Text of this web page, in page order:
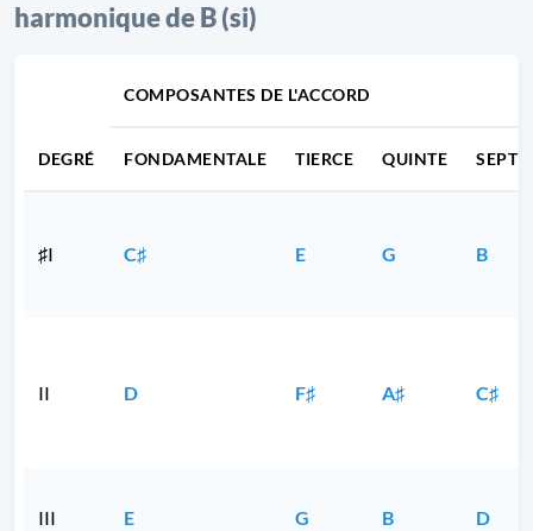
harmonique de B (si)
DEGRÉ
COMPOSANTES DE L'ACCORD
FONDAMENTALE TIERCE QUINTE
♯I C♯ E G B
II D F♯ A♯ C♯
III E G B D